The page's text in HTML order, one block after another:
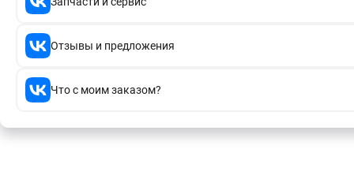
Отзывы и предложения
Что с моим заказом?